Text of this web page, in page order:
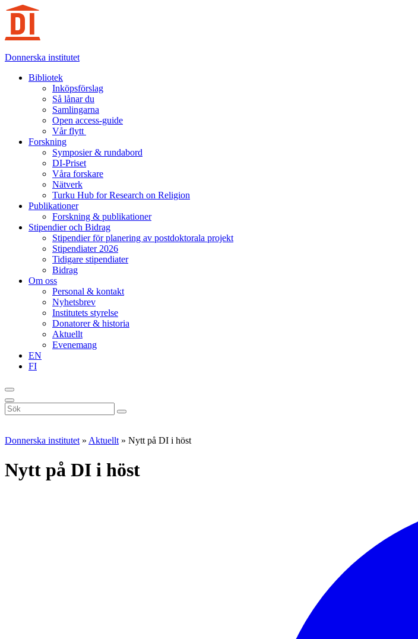
Hoppa
innehåll
Donnerska institutet
Bibliotek
Inköpsförslag
Så lånar du
Samlingarna
Open access-guide
Vår flytt
Forskning
Symposier & rundabord
DI-Priset
Våra forskare
Nätverk
Turku Hub for Research on Religion
Publikationer
Forskning & publikationer
Stipendier och Bidrag
Stipendier för planering av postdoktorala projekt
Stipendiater 2026
Tidigare stipendiater
Bidrag
Om oss
Personal & kontakt
Nyhetsbrev
Institutets styrelse
Donatorer & historia
Aktuellt
Evenemang
EN
FI
Sök
på
Donnerska institutet » Aktuellt » Nytt på DI i höst
Nytt på DI i höst